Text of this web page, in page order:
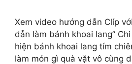
Xem video hướng dẫn Clíp
dẫn làm bánh khoai lang”
hiện bánh khoai lang tím
làm món gì quà vặt vô cùng